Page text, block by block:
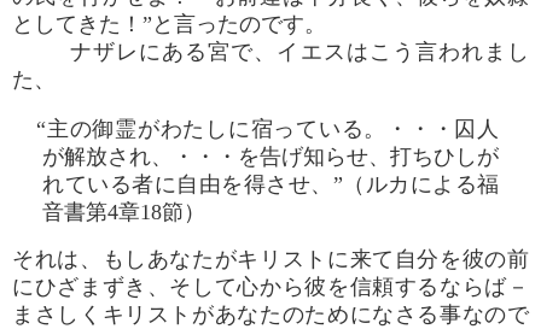
としてきた！”と言ったのです。
ナザレにある宮で、イエスはこう言われまし
た、
“主の御霊がわたしに宿っている。・・・囚人
が解放され、・・・を告げ知らせ、打ちひしが
れている者に自由を得させ、”（ルカによる福
音書第4章18節）
それは、もしあなたがキリストに来て自分を彼の前
にひざまずき、そして心から彼を信頼するならば－
まさしくキリストがあなたのためになさる事なので